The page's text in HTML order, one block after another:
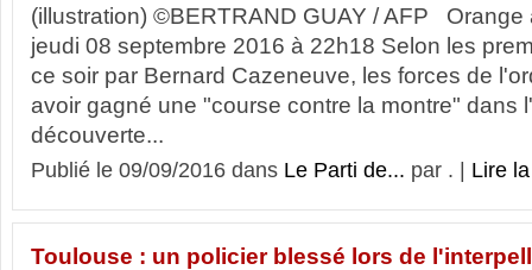
(illustration) ©BERTRAND GUAY / AFP Orange
jeudi 08 septembre 2016 à 22h18 Selon les
ce soir par Bernard Cazeneuve, les forces de
avoir gagné une "course contre la montre" dans
découverte...
Publié le 09/09/2016 dans Le Parti de... par . | Lire
Toulouse : un policier blessé lors de